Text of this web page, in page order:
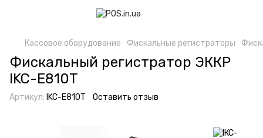
Кассовое оборудование Фискальные регистраторы
Фискальный регистратор ЭККР
IKC-Е810T
Артикул: IKC-Е810T Оставить отзыв